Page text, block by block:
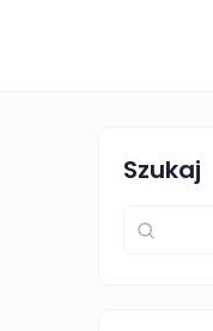
Szukaj